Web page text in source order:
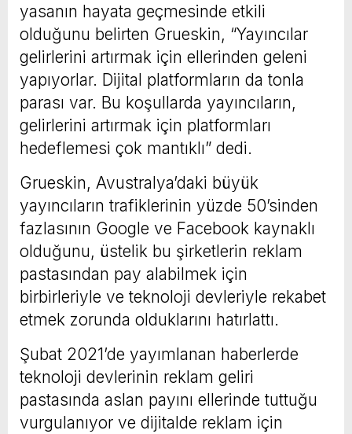
yasanın hayata geçmesinde etkili
olduğunu belirten Grueskin, “Yayıncılar
gelirlerini artırmak için ellerinden geleni
yapıyorlar. Dijital platformların da tonla
parası var. Bu koşullarda yayıncıların,
gelirlerini artırmak için platformları
hedeflemesi çok mantıklı” dedi.
Grueskin, Avustralya’daki büyük
yayıncıların trafiklerinin yüzde 50’sinden
fazlasının Google ve Facebook kaynaklı
olduğunu, üstelik bu şirketlerin reklam
pastasından pay alabilmek için
birbirleriyle ve teknoloji devleriyle rekabet
etmek zorunda olduklarını hatırlattı.
Şubat 2021’de yayımlanan haberlerde
teknoloji devlerinin reklam geliri
pastasında aslan payını ellerinde tuttuğu
vurgulanıyor ve dijitalde reklam için